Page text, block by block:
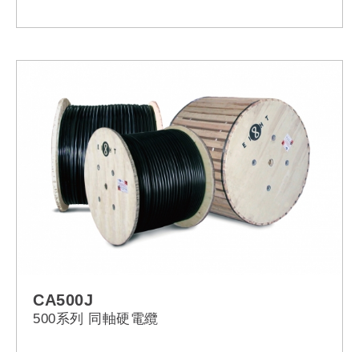
CA500J
500系列 同軸硬電纜